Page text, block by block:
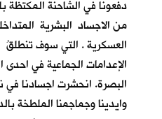
دفعونا في الشاحنة المكتظة
من الاجساد البشرية
العسكرية . التي سوف
الإعدامات الجماعية في
البصرة. انحشرت اجسادنا في
وايدينا وجماجمنا الملطخة